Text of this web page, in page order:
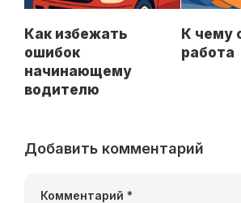
Как избежать
ошибок
начинающему
водителю
К чему
работа
Добавить комментарий
Комментарий *